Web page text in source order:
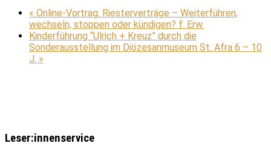
« Online-Vortrag: Riesterverträge – Weiterführen,
wechseln, stoppen oder kündigen? f. Erw.
Kinderführung “Ulrich + Kreuz” durch die
Sonderausstellung im Diözesanmuseum St. Afra 6 – 10
J. »
Leser:innenservice